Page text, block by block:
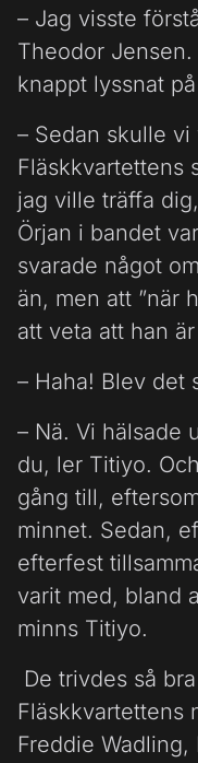
– Jag visste
Theodor
knappt lyssnat
– Sedan skulle vi
Fläskkvartettens
jag ville träffa
Örjan i bandet
svarade något
än, men att ”när
att veta att han är
– Haha! Blev det
– Nä. Vi hälsade
du, ler Titiyo.
gång till,
minnet. Sedan,
efterfest
varit med, bland
minns Titiyo.
De trivdes så
Fläskkvartettens
Freddie